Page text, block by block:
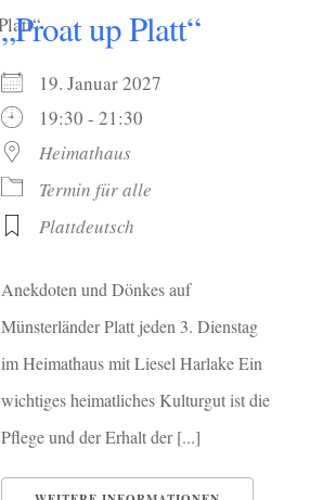
„Proat up Platt“
19. Januar 2027
19:30 - 21:30
Heimathaus
Termin für alle
Plattdeutsch
Anekdoten und Dönkes auf
Münsterländer Platt jeden 3. Dienstag
im Heimathaus mit Liesel Harlake Ein
wichtiges heimatliches Kulturgut ist die
Pflege und der Erhalt der [...]